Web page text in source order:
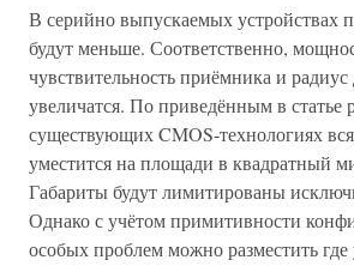
В серийно выпускаемых устройствах
будут меньше. Соответственно,
чувствительность приёмника и радиус
увеличатся. По приведённым в статье
существующих CMOS-технологиях
уместится на площади в квадратный
Габариты будут лимитированы
Однако с учётом примитивности
особых проблем можно разместить